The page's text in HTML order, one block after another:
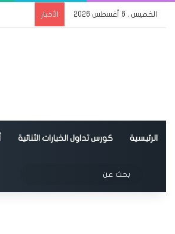
الخميس , 6 أغسطس 2026 الأخبار
الرئيسية كورس تداول الخيارات الثنائية
الوضع المظلم
عن